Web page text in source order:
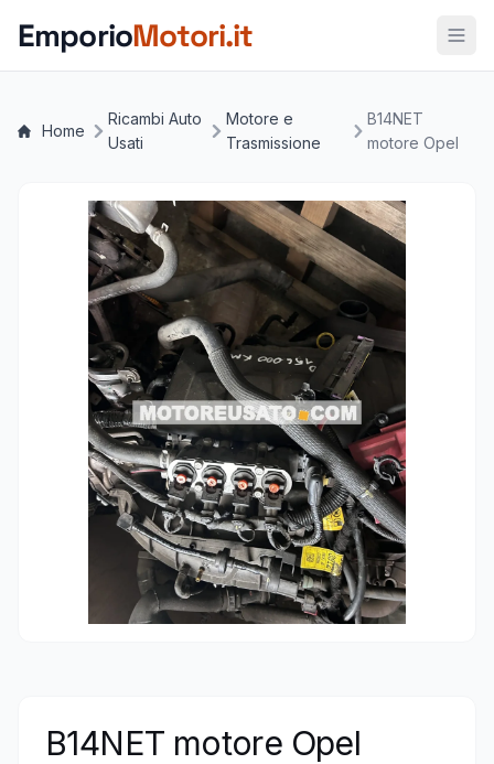
EmporioMotori.it
Home
Ricambi Auto
Usati
Motore e
Trasmissione
B14NET
motore Opel
B14NET motore Opel